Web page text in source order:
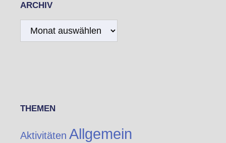
ARCHIV
Archiv
THEMEN
Aktivitäten Allgemein